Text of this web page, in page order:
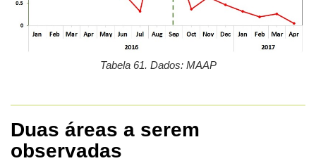
Tabela 61. Dados: MAAP
Duas áreas a serem
observadas